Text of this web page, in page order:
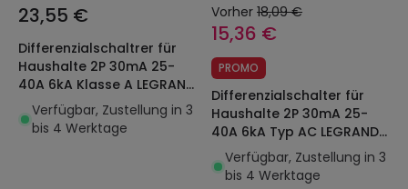
23,55 €
Differenzialschaltrer für
Haushalte 2P 30mA 25-
40A 6kA Klasse A LEGRAND
RX³ 402059
Verfügbar, Zustellung in 3
bis 4 Werktage
Vorher 18,09 €
15,36 €
PROMO
Differenzialschalter für
Haushalte 2P 30mA 25-
40A 6kA Typ AC LEGRAND
402056 RX³ 402056
Verfügbar, Zustellung in 3
bis 4 Werktage